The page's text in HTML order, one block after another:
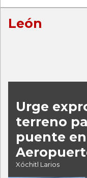
León
Urge
terreno
puente
Xóchitl Larios